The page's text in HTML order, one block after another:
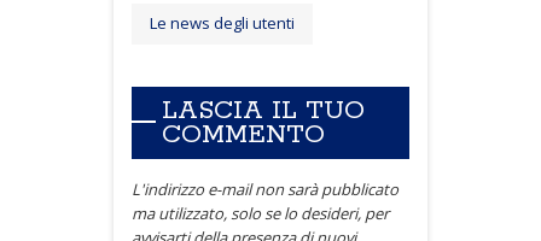
Le news degli utenti
LASCIA IL TUO
COMMENTO
L'indirizzo e-mail non sarà pubblicato
ma utilizzato, solo se lo desideri, per